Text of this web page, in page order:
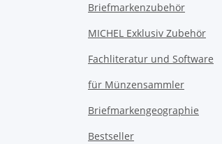
Briefmarkenzubehör
MICHEL Exklusiv Zubehör
Fachliteratur und Software
für Münzensammler
Briefmarkengeographie
Bestseller